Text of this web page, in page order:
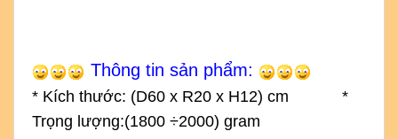
Thông tin sản phẩm:
* Kích thước: (D60 x R20 x H12) cm *
Trọng lượng:(1800 ÷2000) gram